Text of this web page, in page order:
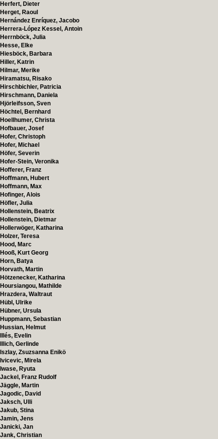
Herfert, Dieter
Herget, Raoul
Hernández Enríquez, Jacobo
Herrera-López Kessel, Antoin
Herrnböck, Julia
Hesse, Elke
Hiesböck, Barbara
Hiller, Katrin
Hilmar, Merike
Hiramatsu, Risako
Hirschbichler, Patricia
Hirschmann, Daniela
Hjörleifsson, Sven
Höchtel, Bernhard
Hoellhumer, Christa
Hofbauer, Josef
Hofer, Christoph
Hofer, Michael
Höfer, Severin
Hofer-Stein, Veronika
Hofferer, Franz
Hoffmann, Hubert
Hoffmann, Max
Hofinger, Alois
Höfler, Julia
Hollenstein, Beatrix
Hollenstein, Dietmar
Hollerwöger, Katharina
Holzer, Teresa
Hood, Marc
Hooß, Kurt Georg
Horn, Batya
Horvath, Martin
Hötzenecker, Katharina
Hoursiangou, Mathilde
Hrazdera, Waltraut
Hübl, Ulrike
Hübner, Ursula
Huppmann, Sebastian
Hussian, Helmut
Illés, Evelin
Illich, Gerlinde
Iszlay, Zsuzsanna Enikö
Ivicevic, Mirela
Iwase, Ryuta
Jackel, Franz Rudolf
Jäggle, Martin
Jagodic, David
Jaksch, Ulli
Jakub, Stina
Jamin, Jens
Janicki, Jan
Jank, Christian